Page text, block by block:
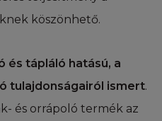
köszönhető.
és tápláló hatású, a
tulajdonságairól ismert.
és orrápoló termék az
A Honlap, beleértve
tartalmára, szövegére,
grafika, fénykép,
védjegy,